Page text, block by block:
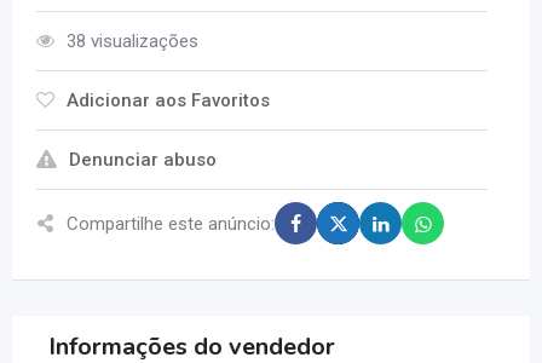
38 visualizações
Adicionar aos Favoritos
Denunciar abuso
Compartilhe este anúncio:
Informações do vendedor